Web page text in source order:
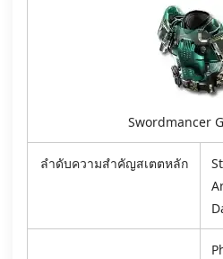
Swordmancer
ลำดับความสำคัญสเตตหลัก